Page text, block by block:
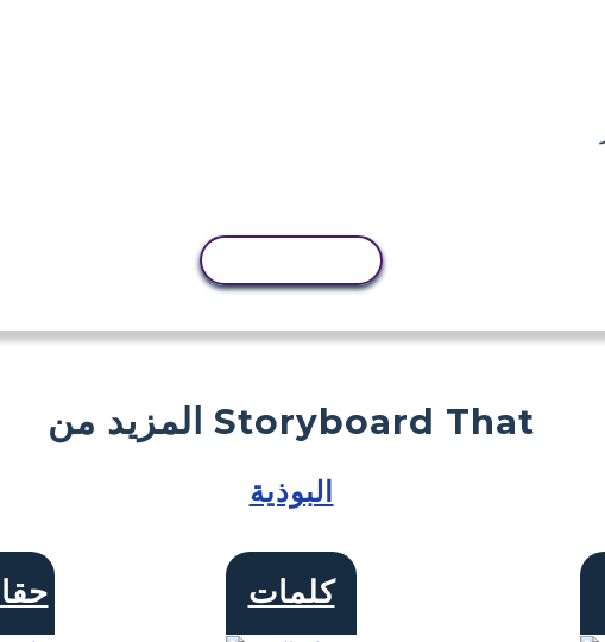
المزيد من Storyboard That
البوذية
كلمات